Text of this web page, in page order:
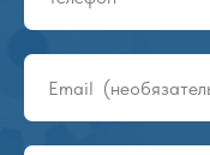
11 Конвейеры и